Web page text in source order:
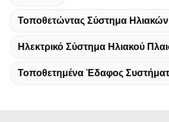
Τοποθετώντας Σύστημα
Ηλεκτρικό Σύστημα Ηλιακού
Τοποθετημένα Έδαφος